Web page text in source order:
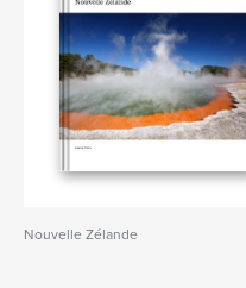
Nouvelle Zélande